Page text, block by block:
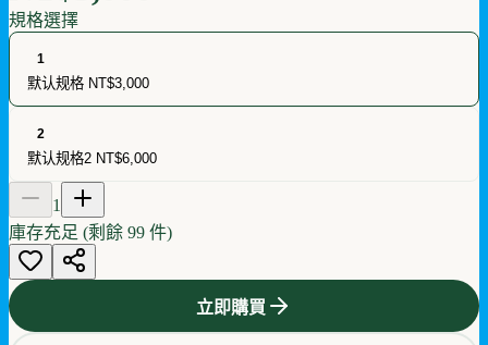
規格選擇
1
默认规格 NT$3,000
2
默认规格2 NT$6,000
1
庫存充足 (剩餘 99 件)
立即購買